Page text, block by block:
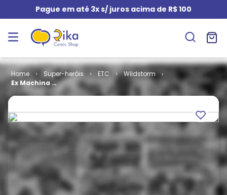
Pague em até 3x s/ juros acima de R$ 100
Super-heróis ETC
Wildstorm
Ex Machina #
03 - Fato